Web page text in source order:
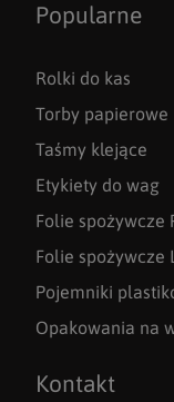
Popularne
Rolki do kas
Torby papierowe
Taśmy klejące
Etykiety do wag
Folie spożywcze
Folie spożywcze
Pojemniki
Opakowania na
Kontakt